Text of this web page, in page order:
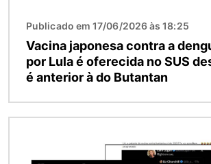
Publicado em 17/06/2026 às 18:25
Vacina japonesa contra a
por Lula é oferecida no SUS
é anterior à do Butantan